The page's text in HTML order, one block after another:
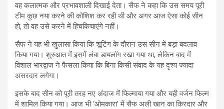
वह कलात्मक और प्रभावशाली दिखाई देता। सैफ ने कहा कि उस समय पूरी
टीम कुछ नया करने की कोशिश कर रही थी और अगर आज ऐसा कोई सीन
हो, तो वह उसे करने में हिचकिचाएंगे नहीं।
सैफ ने यह भी खुलासा किया कि शूटिंग के दौरान उस सीन में बड़ा बदलाव
किया गया। शुरुआत में इसमें लंबा डायलॉग रखा गया था, लेकिन बाद में
विशाल भारद्वाज ने फैसला किया कि बिना किसी संवाद के यह दृश्य ज्यादा
असरदार लगेगा।
इसके बाद सीन को पूरी तरह नए अंदाज में फिल्माया गया और यही वर्जन फिल्म
में शामिल किया गया। आज भी ‘ओमकारा’ में सैफ अली खान का किरदार और